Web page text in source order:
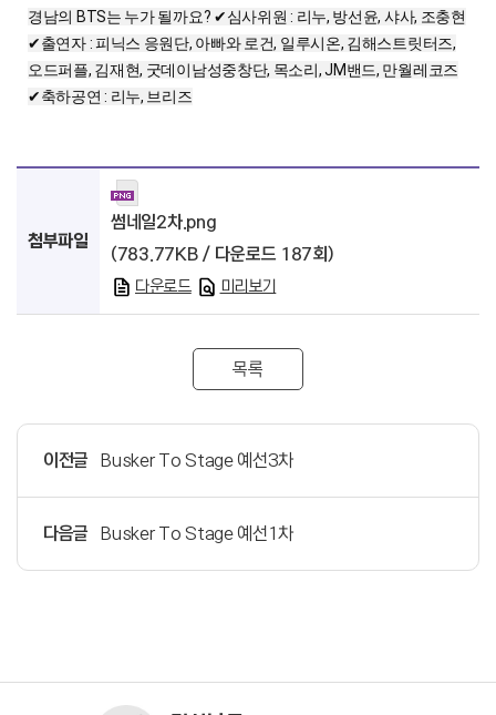
경남의 BTS는 누가 될까요? ✔심사위원 : 리누, 방선윤, 샤사, 조충현
✔출연자 : 피닉스 응원단, 아빠와 로건, 일루시온, 김해스트릿터즈,
오드퍼플, 김재현, 굿데이남성중창단, 목소리, JM밴드, 만월레코즈
✔축하공연 : 리누, 브리즈
첨부파일
썸네일2차.png
(783.77KB / 다운로드 187회)
다운로드 미리보기
목록
이전글 Busker To Stage 예선3차
다음글 Busker To Stage 예선1차